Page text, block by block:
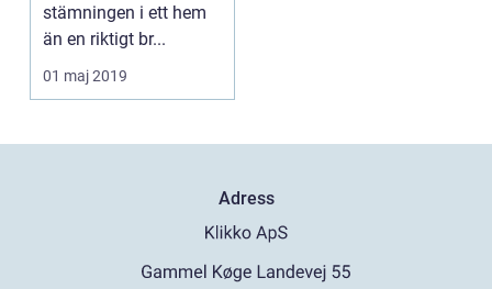
stämningen i ett hem
än en riktigt br...
01 maj 2019
Adress